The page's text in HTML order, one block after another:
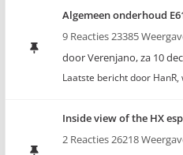
Algemeen onderhoud
9 Reacties 23385
doorVerenjano,za 10
Laatste bericht door HanR,
Inside view of the HX
2 Reacties 26218